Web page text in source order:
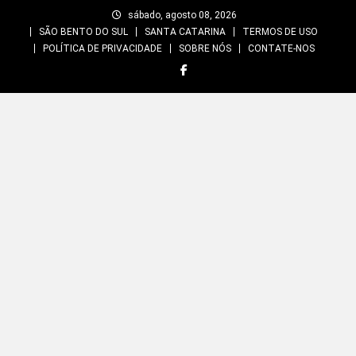
sábado, agosto 08, 2026
SÃO BENTO DO SUL
SANTA CATARINA
TERMOS DE USO
POLÍTICA DE PRIVACIDADE
SOBRE NÓS CONTATE-NOS